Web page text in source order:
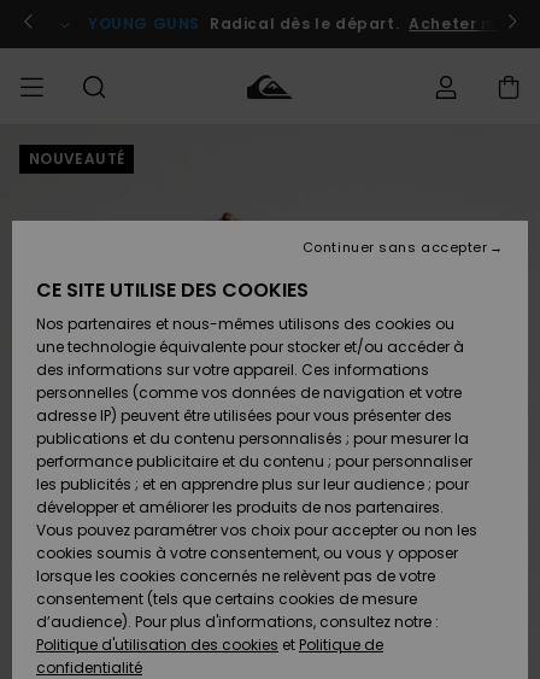
l'information
le
Se connecter / s'inscrire
YOUNG GUNS Radical dès le départ. Acheter
HOMME
Chaussures
& Tongs
Surf
Snow
Nouveautés
Chaussures
& Tongs
Surf
Snow
Nouveautés
FEMME
A
Découvrir
Snow
SURF
Homme
Surf
Shop
Enfant
Highlights
Communauté
SNOW
Homme
Snow
Shop
Enfant
Snow
Shop
Femme
A
Découvrir
Communauté
OUTLET
Enfant
Outlet
Femme
AIDE &
CONTACT
Retours
Paiement
Carte
Cadeau
Quiksilver
Freedom
Protection
des
MAGASINS
NOUVEAUTÉ
CE SITE UTILISE DES COOKIES
Nos partenaires et nous-mêmes utilisons des cookies ou
une technologie équivalente pour stocker et/ou accéder à
des informations sur votre appareil. Ces informations
personnelles (comme vos données de navigation et votre
adresse IP) peuvent être utilisées pour vous présenter des
publications et du contenu personnalisés ; pour mesurer la
performance publicitaire et du contenu ; pour personnaliser
les publicités ; et en apprendre plus sur leur audience ; pour
développer et améliorer les produits de nos partenaires.
Vous pouvez paramétrer vos choix pour accepter ou non les
cookies soumis à votre consentement, ou vous y opposer
lorsque les cookies concernés ne relèvent pas de votre
consentement (tels que certains cookies de mesure
d’audience). Pour plus d'informations, consultez notre :
Politique d'utilisation des cookies et Politique de
confidentialité
Continuer sans accepter